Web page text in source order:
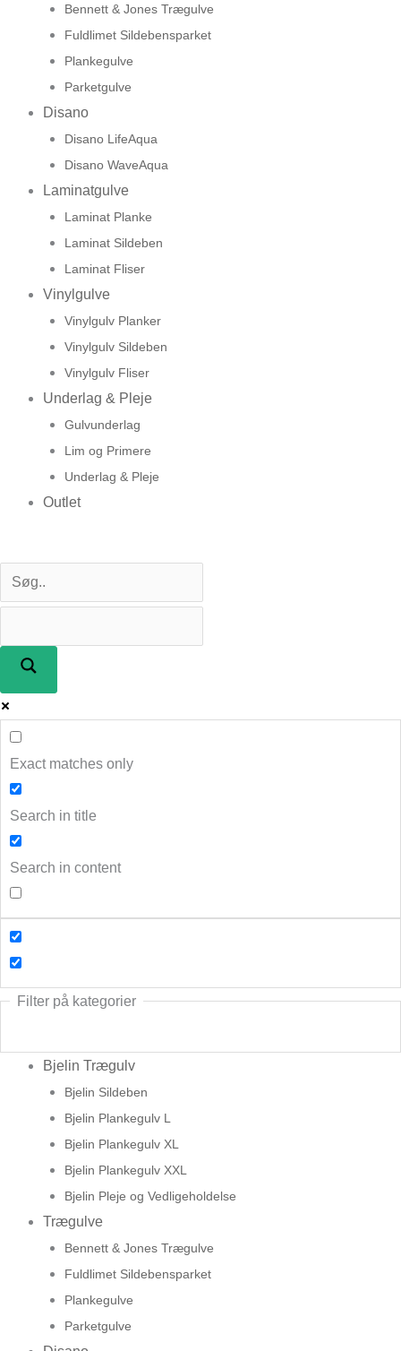
Bennett & Jones Trægulve
Fuldlimet Sildebensparket
Plankegulve
Parketgulve
Disano
Disano LifeAqua
Disano WaveAqua
Laminatgulve
Laminat Planke
Laminat Sildeben
Laminat Fliser
Vinylgulve
Vinylgulv Planker
Vinylgulv Sildeben
Vinylgulv Fliser
Underlag & Pleje
Gulvunderlag
Lim og Primere
Underlag & Pleje
Outlet
Exact matches only
Search in title
Search in content
Filter på kategorier
Bjelin Trægulv
Bjelin Sildeben
Bjelin Plankegulv L
Bjelin Plankegulv XL
Bjelin Plankegulv XXL
Bjelin Pleje og Vedligeholdelse
Trægulve
Bennett & Jones Trægulve
Fuldlimet Sildebensparket
Plankegulve
Parketgulve